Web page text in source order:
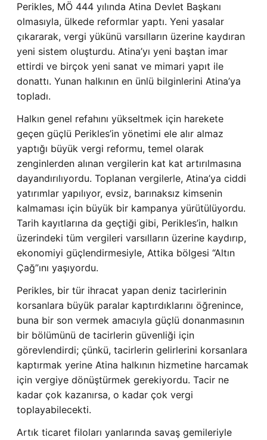
Perikles, MÖ 444 yılında Atina Devlet Başkanı
olmasıyla, ülkede reformlar yaptı. Yeni yasalar
çıkararak, vergi yükünü varsılların üzerine kaydıran
yeni sistem oluşturdu. Atina’yı yeni baştan imar
ettirdi ve birçok yeni sanat ve mimari yapıt ile
donattı. Yunan halkının en ünlü bilginlerini Atina’ya
topladı.
Halkın genel refahını yükseltmek için harekete
geçen güçlü Perikles’in yönetimi ele alır almaz
yaptığı büyük vergi reformu, temel olarak
zenginlerden alınan vergilerin kat kat artırılmasına
dayandırılıyordu. Toplanan vergilerle, Atina’ya ciddi
yatırımlar yapılıyor, evsiz, barınaksız kimsenin
kalmaması için büyük bir kampanya yürütülüyordu.
Tarih kayıtlarına da geçtiği gibi, Perikles’in, halkın
üzerindeki tüm vergileri varsılların üzerine kaydırıp,
ekonomiyi güçlendirmesiyle, Attika bölgesi “Altın
Çağ”ını yaşıyordu.
Perikles, bir tür ihracat yapan deniz tacirlerinin
korsanlara büyük paralar kaptırdıklarını öğrenince,
buna bir son vermek amacıyla güçlü donanmasının
bir bölümünü de tacirlerin güvenliği için
görevlendirdi; çünkü, tacirlerin gelirlerini korsanlara
kaptırmak yerine Atina halkının hizmetine harcamak
için vergiye dönüştürmek gerekiyordu. Tacir ne
kadar çok kazanırsa, o kadar çok vergi
toplayabilecekti.
Artık ticaret filoları yanlarında savaş gemileriyle